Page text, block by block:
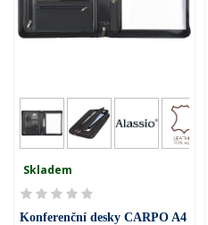
Skladem
Konferenční desky CARPO A4